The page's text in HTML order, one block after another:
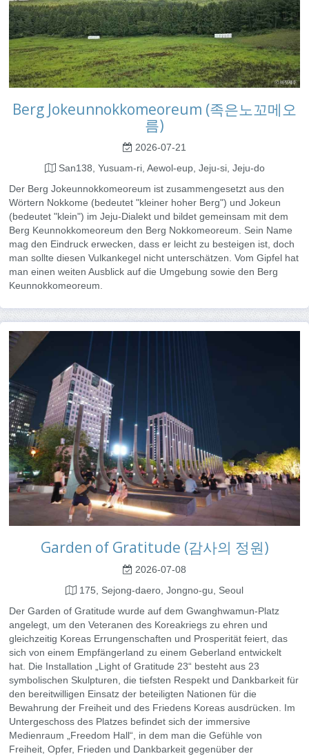
Berg Jokeunnokkomeoreum (족은노꼬메오
름)
2026-07-21
San138, Yusuam-ri, Aewol-eup, Jeju-si, Jeju-do
Der Berg Jokeunnokkomeoreum ist zusammengesetzt aus den
Wörtern Nokkome (bedeutet "kleiner hoher Berg") und Jokeun
(bedeutet "klein") im Jeju-Dialekt und bildet gemeinsam mit dem
Berg Keunnokkomeoreum den Berg Nokkomeoreum. Sein Name
mag den Eindruck erwecken, dass er leicht zu besteigen ist, doch
man sollte diesen Vulkankegel nicht unterschätzen. Vom Gipfel hat
man einen weiten Ausblick auf die Umgebung sowie den Berg
Keunnokkomeoreum.
Garden of Gratitude (감사의 정원)
2026-07-08
175, Sejong-daero, Jongno-gu, Seoul
Der Garden of Gratitude wurde auf dem Gwanghwamun-Platz
angelegt, um den Veteranen des Koreakriegs zu ehren und
gleichzeitig Koreas Errungenschaften und Prosperität feiert, das
sich von einem Empfängerland zu einem Geberland entwickelt
hat. Die Installation „Light of Gratitude 23“ besteht aus 23
symbolischen Skulpturen, die tiefsten Respekt und Dankbarkeit für
den bereitwilligen Einsatz der beteiligten Nationen für die
Bewahrung der Freiheit und des Friedens Koreas ausdrücken. Im
Untergeschoss des Platzes befindet sich der immersive
Medienraum „Freedom Hall“, in dem man die Gefühle von
Freiheit, Opfer, Frieden und Dankbarkeit gegenüber der